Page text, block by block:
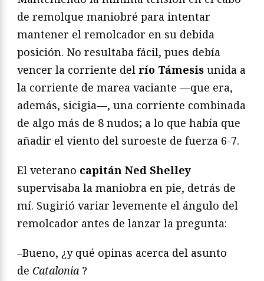
de remolque maniobré para intentar
mantener el remolcador en su debida
posición. No resultaba fácil, pues debía
vencer la corriente del río Támesis unida a
la corriente de marea vaciante —que era,
además, sicigia—, una corriente combinada
de algo más de 8 nudos; a lo que había que
añadir el viento del suroeste de fuerza 6-7.
El veterano capitán Ned Shelley
supervisaba la maniobra en pie, detrás de
mí. Sugirió variar levemente el ángulo del
remolcador antes de lanzar la pregunta:
–Bueno, ¿y qué opinas acerca del asunto
de Catalonia ?